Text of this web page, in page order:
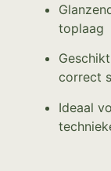
toplaag
correct
Ideaal